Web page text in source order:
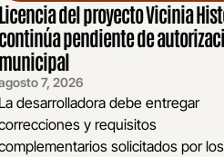
Licencia del proyecto Vicinia
continúa pendiente de
municipal
7, 2026
La desarrolladora debe entregar
y requisitos
solicitados por los